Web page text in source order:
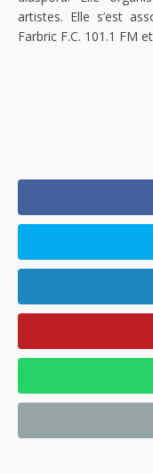
artistes. Elle s’est
Farbric F.C. 101.1 FM